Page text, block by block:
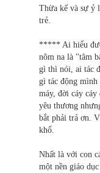
Thừa kế và sự ỷ
trẻ.
***** Ai hiểu
nôm na là "tâm
gì thì nói, ai tác
gì tác động
máy, đời cáy
yêu thương
bắt phải trả ơn.
khổ.
Nhất là với con
một nền giáo